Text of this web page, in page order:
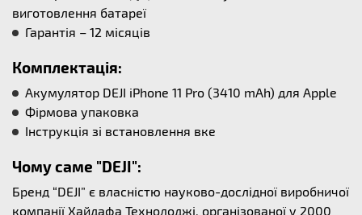
виготовлення батареї
Гарантія – 12 місяців
Комплектація:
Акумулятор DEJI iPhone 11 Pro (3410 mAh) для Apple
Фірмова упаковка
Інструкція зі встановлення вке
Чому саме "DEJI":
Бренд “DEJI” є власністю науково-дослідної виробничої
компанії Хайдафа Технолоджі, організованої у 2000